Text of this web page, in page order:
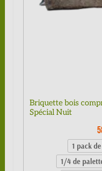
Briquette bois
Spécial Nuit
1 pack
1/4 de